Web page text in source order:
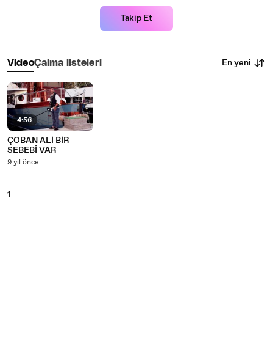
Takip Et
VideoÇalma listeleri En yeni
4:56
ÇOBAN ALİ BİR
SEBEBİ VAR
9 yıl önce
1